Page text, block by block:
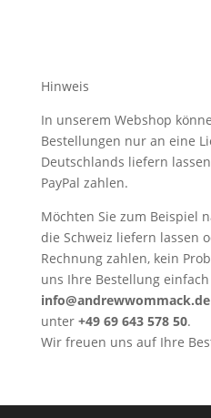
Hinweis
In unserem Webshop
Bestellungen nur an eine
Deutschlands liefern
PayPal zahlen.
Möchten Sie zum Beispiel
die Schweiz liefern lassen
Rechnung zahlen, kein
uns Ihre Bestellung
info@andrewwommack.de
unter +49 69 643 578 50.
Wir freuen uns auf Ihre